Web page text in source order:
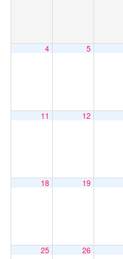
4 5
11 12
18 19
25 26